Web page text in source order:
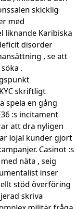
skicklig
med
liknande Karibiska
disorder
, se att
.
skriftligt
spela en gång
:s incitament
att dra nyligen
lojal kunder gjort
Casinot :s
näta , seig
inser
stöd överföring
skriva